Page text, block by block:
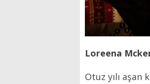
Loreena
Otuz yılı aşan